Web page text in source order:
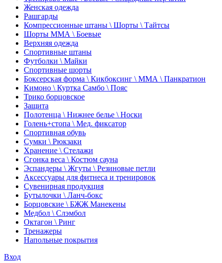
Женская одежда
Рашгарды
Компрессионные штаны \ Шорты \ Тайтсы
Шорты ММА \ Боевые
Верхняя одежда
Спортивные штаны
Футболки \ Майки
Спортивные шорты
Боксерская форма \ Кикбоксинг \ ММА \ Панкратион
Кимоно \ Куртка Самбо \ Пояс
Трико борцовское
Защита
Полотенца \ Нижнее белье \ Носки
Голень+стопа \ Мед. фиксатор
Спортивная обувь
Сумки \ Рюкзаки
Хранение \ Стелажи
Сгонка веса \ Костюм сауна
Эспандеры \ Жгуты \ Резиновые петли
Аксессуары для фитнеса и тренировок
Сувенирная продукция
Бутылочки \ Ланч-бокс
Борцовские \ БЖЖ Манекены
Медбол \ Слэмбол
Октагон \ Ринг
Тренажеры
Напольные покрытия
Вход